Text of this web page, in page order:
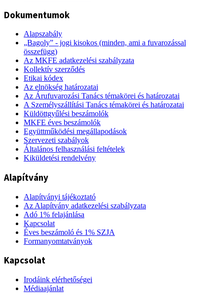
Dokumentumok
Alapszabály
„Bagoly” - jogi kisokos (minden, ami a fuvarozással
összefügg)
Az MKFE adatkezelési szabályzata
Kollektív szerződés
Etikai kódex
Az elnökség határozatai
Az Árufuvarozási Tanács témakörei és határozatai
A Személyszállítási Tanács témakörei és határozatai
Küldöttgyűlési beszámolók
MKFE éves beszámolók
Együttműködési megállapodások
Szervezeti szabályok
Általános felhasználási feltételek
Kiküldetési rendelvény
Alapítvány
Alapítványi tájékoztató
Az Alapítvány adatkezelési szabályzata
Adó 1% felajánlása
Kapcsolat
Éves beszámoló és 1% SZJA
Formanyomtatványok
Kapcsolat
Irodáink elérhetőségei
Médiaajánlat